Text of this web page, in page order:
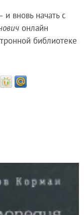
и вновь начать с
онлайн
библиотеке